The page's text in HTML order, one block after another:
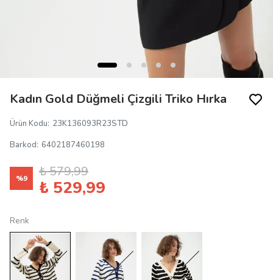
Kadın Gold Düğmeli Çizgili Triko Hırka
Ürün Kodu: 23K136093R23STD
Barkod: 6402187460198
%9 ₺ 579,99
₺ 529,99
Renk